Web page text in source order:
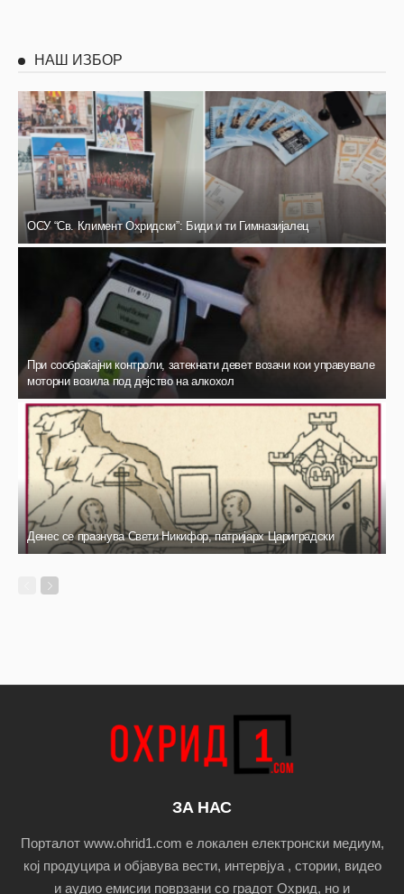
НАШ ИЗБОР
ОСУ “Св. Климент Охридски”: Биди и ти Гимназијалец
При сообраќајни контроли, затекнати девет возачи кои управувале
моторни возила под дејство на алкохол
Денес се празнува Свети Никифор, патријарх Цариградски
ЗА НАС
Порталот www.ohrid1.com е локален електронски медиум,
кој продуцира и објавува вести, интервјуа , стории, видео
и аудио емисии поврзани со градот Охрид, но и